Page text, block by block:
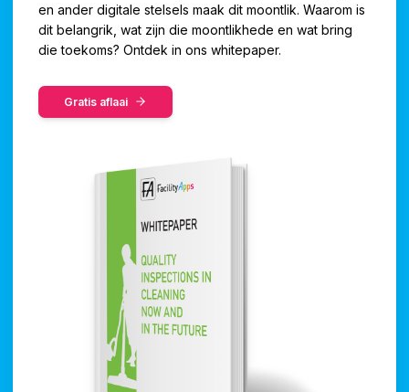
en ander digitale stelsels maak dit moontlik. Waarom is
dit belangrik, wat zijn die moontlikhede en wat bring
die toekoms? Ontdek in ons whitepaper.
Gratis aflaai